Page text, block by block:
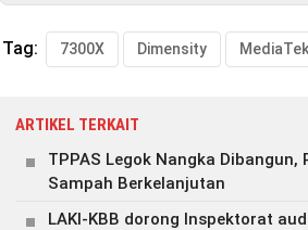
Tag: 7300X Dimensity MediaTek
ARTIKEL TERKAIT
TPPAS Legok Nangka
Sampah Berkelanjutan
LAKI-KBB dorong Inspektorat